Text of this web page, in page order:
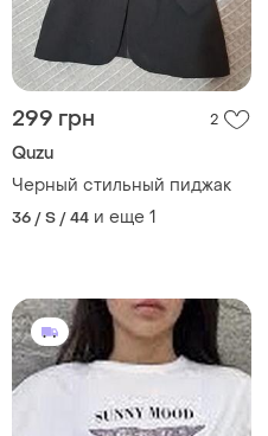
299 грн 2
Quzu
Черный стильный пиджак
36 / S / 44 и еще 1